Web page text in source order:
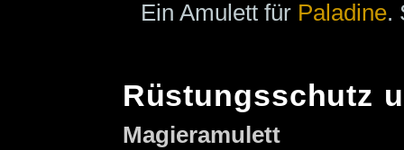
Ein Amulett für Paladine.
Rüstungsschutz
Magieramulett